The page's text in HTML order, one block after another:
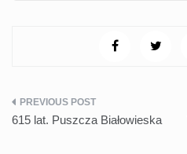
Nawigacja
615 lat. Puszcza Białowieska